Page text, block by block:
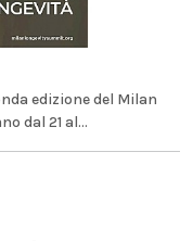
edizione del Milan
dal 21 al...